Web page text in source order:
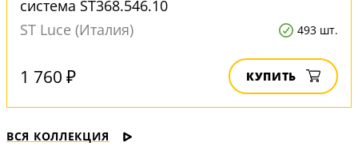
система ST368.546.10
ST Luce (Италия)
493 шт.
1 760 ₽ КУПИТЬ
ВСЯ КОЛЛЕКЦИЯ